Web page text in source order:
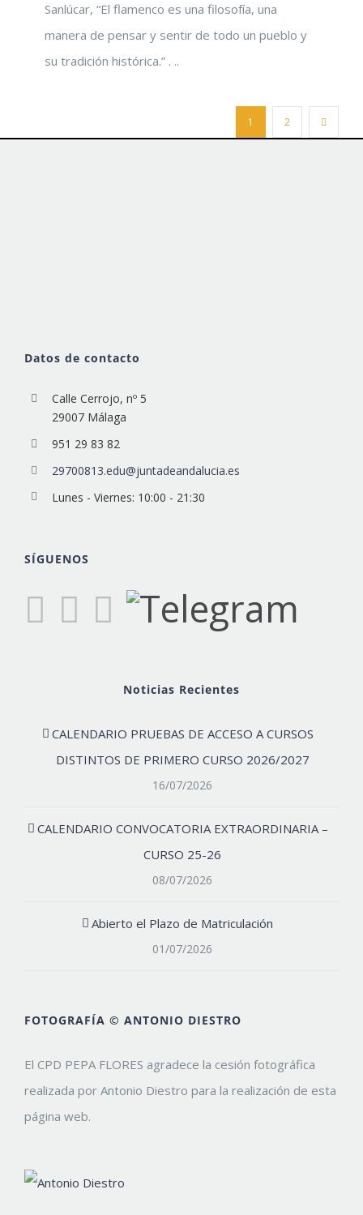
Sanlúcar, “El flamenco es una filosofía, una
manera de pensar y sentir de todo un pueblo y
su tradición histórica.” . ..
1 2
Datos de contacto
Calle Cerrojo, nº 5
29007 Málaga
951 29 83 82
29700813.edu@juntadeandalucia.es
Lunes - Viernes: 10:00 - 21:30
SÍGUENOS
Noticias Recientes
CALENDARIO PRUEBAS DE ACCESO A CURSOS
DISTINTOS DE PRIMERO CURSO 2026/2027
16/07/2026
CALENDARIO CONVOCATORIA EXTRAORDINARIA –
CURSO 25-26
08/07/2026
Abierto el Plazo de Matriculación
01/07/2026
FOTOGRAFÍA © ANTONIO DIESTRO
El CPD PEPA FLORES agradece la cesión fotográfica
realizada por Antonio Diestro para la realización de esta
página web.